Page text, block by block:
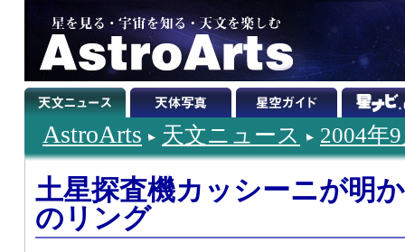
AstroArts 天文ニュース 2004年
土星探査機カッシーニが明
のリング